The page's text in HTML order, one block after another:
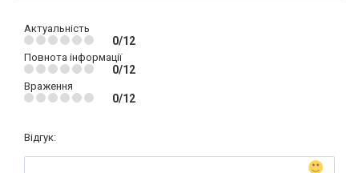
Актуальність
0/12
Повнота інформації
0/12
Враження
0/12
Відгук: